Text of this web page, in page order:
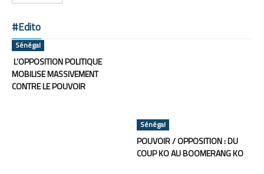
#Edito
Sénégal
L’OPPOSITION POLITIQUE
MOBILISE MASSIVEMENT
CONTRE LE POUVOIR
Sénégal
POUVOIR / OPPOSITION : DU
COUP KO AU BOOMERANG KO